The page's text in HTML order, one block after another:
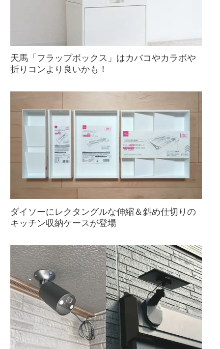
天馬「フラップボックス」はカバコやカラボや
折りコンより良いかも！
ダイソーにレクタングルな伸縮＆斜め仕切りの
キッチン収納ケースが登場